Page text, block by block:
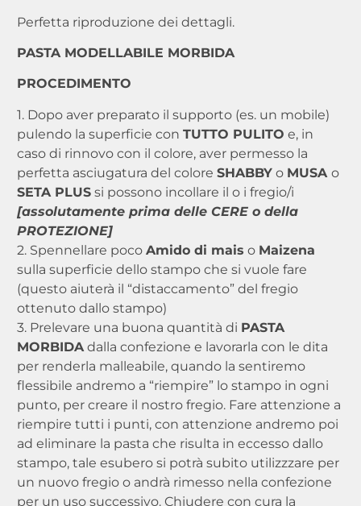
Perfetta riproduzione dei dettagli.
PASTA MODELLABILE MORBIDA
PROCEDIMENTO
1. Dopo aver preparato il supporto (es. un mobile)
pulendo la superficie con TUTTO PULITO e, in
caso di rinnovo con il colore, aver permesso la
perfetta asciugatura del colore SHABBYo MUSA o
SETA PLUSsi possono incollare il o i fregio/i
[assolutamente prima delle CERE o della
PROTEZIONE]
2. Spennellare poco Amido di mais o Maizena
sulla superficie dello stampo che si vuole fare
(questo aiuterà il “distaccamento” del fregio
ottenuto dallo stampo)
3. Prelevare una buona quantità di PASTA
MORBIDAdalla confezione e lavorarla con le dita
per renderla malleabile, quando la sentiremo
flessibile andremo a “riempire” lo stampo in ogni
punto, per creare il nostro fregio. Fare attenzione a
riempire tutti i punti, con attenzione andremo poi
ad eliminare la pasta che risulta in eccesso dallo
stampo, tale esubero si potrà subito utilizzzare per
un nuovo fregio o andrà rimesso nella confezione
per un uso successivo. Chiudere con cura la